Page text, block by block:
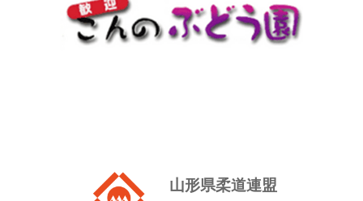
山形県柔道連盟